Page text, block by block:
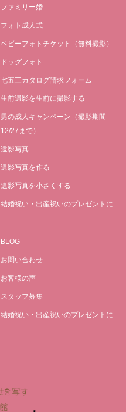
ファミリー婚
フォト成人式
ベビーフォトチケット（無料撮影）
ドッグフォト
七五三カタログ請求フォーム
生前遺影を生前に撮影する
男の成人キャンペーン（撮影期間
12/27まで）
遺影写真
遺影写真を作る
遺影写真を小さくする
結婚祝い・出産祝いのプレゼントに
BLOG
お問い合わせ
お客様の声
スタッフ募集
結婚祝い・出産祝いのプレゼントに